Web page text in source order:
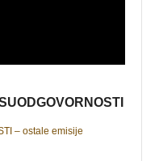
– ostale emisije